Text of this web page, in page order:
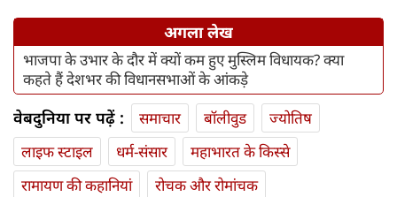
अगला लेख
भाजपा के उभार के दौर में क्यों कम हुए मुस्लिम विधायक? क्या
कहते हैं देशभर की विधानसभाओं के आंकड़े
वेबदुनिया पर पढ़ें : समाचार बॉलीवुड
ज्योतिष
लाइफ स्‍टाइल
धर्म-संसार
महाभारत के किस्से
रामायण की कहानियां
रोचक और रोमांचक